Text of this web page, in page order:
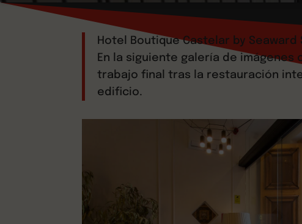
Hotel Boutique Castelar by Seaward
En la siguiente galería de imágenes
trabajo final tras la restauración
edificio.